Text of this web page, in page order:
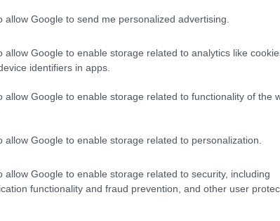
allow Google to send me personalized advertising.
allow Google to enable storage related to analytics like
identifiers in apps.
allow Google to enable storage related to functionality of the
allow Google to enable storage related to personalization.
allow Google to enable storage related to security, including
functionality and fraud prevention, and other user
και αρθρίτιδας έχουν μεγαλύτερο σωματικό
σε ηλικία άνω των 65 ετών.'
επιδημία γι’ αυτό και φέτος η Παγκόσμια Ημέρα
είναι αφιερωμένη στην προσπάθεια πρόληψης